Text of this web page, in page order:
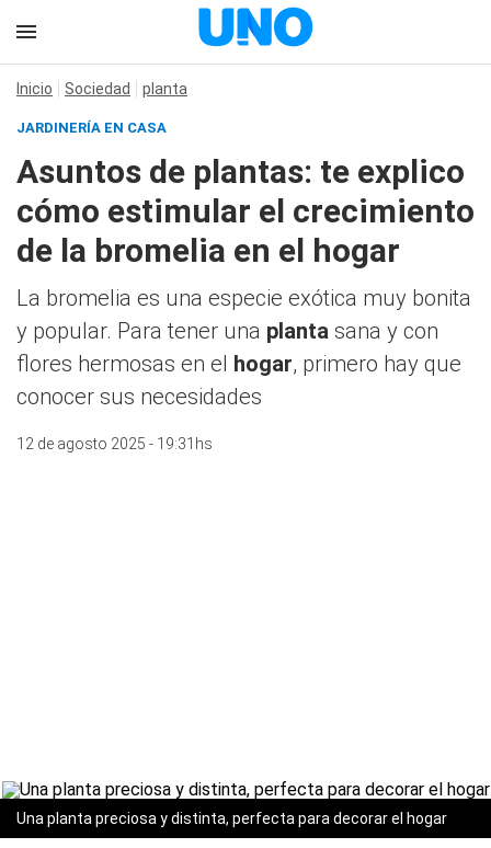
Inicio Sociedad planta
JARDINERÍA EN CASA
Asuntos de plantas: te explico
cómo estimular el crecimiento
de la bromelia en el hogar
La bromelia es una especie exótica muy bonita
y popular. Para tener una planta sana y con
flores hermosas en el hogar, primero hay que
conocer sus necesidades
12 de agosto 2025 - 19:31hs
Una planta preciosa y distinta, perfecta para decorar el hogar